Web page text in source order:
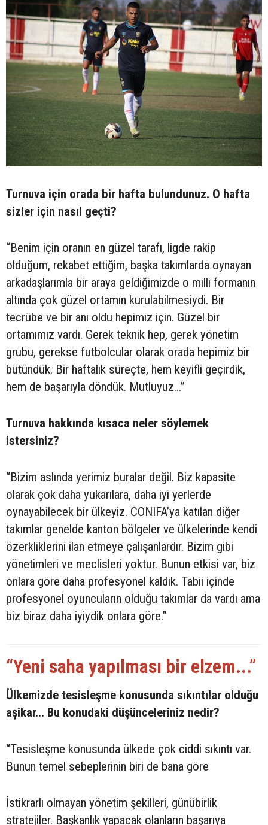
Turnuva için orada bir hafta bulundunuz. O hafta
sizler için nasıl geçti?
“Benim için oranın en güzel tarafı, ligde rakip
olduğum, rekabet ettiğim, başka takımlarda oynayan
arkadaşlarımla bir araya geldiğimizde o milli formanın
altında çok güzel ortamın kurulabilmesiydi. Bir
tecrübe ve bir anı oldu hepimiz için. Güzel bir
ortamımız vardı. Gerek teknik hep, gerek yönetim
grubu, gerekse futbolcular olarak orada hepimiz bir
bütündük. Bir haftalık süreçte, hem keyifli geçirdik,
hem de başarıyla döndük. Mutluyuz...”
Turnuva hakkında kısaca neler söylemek
istersiniz?
“Bizim aslında yerimiz buralar değil. Biz kapasite
olarak çok daha yukarılara, daha iyi yerlerde
oynayabilecek bir ülkeyiz. CONIFA’ya katılan diğer
takımlar genelde kanton bölgeler ve ülkelerinde kendi
özerkliklerini ilan etmeye çalışanlardır. Bizim gibi
yönetimleri ve meclisleri yoktur. Bunun etkisi var, biz
onlara göre daha profesyonel kaldık. Tabii içinde
profesyonel oyuncuların olduğu takımlar da vardı ama
biz biraz daha iyiydik onlara göre.”
“Yeni saha yapılması bir elzem...”
Ülkemizde tesisleşme konusunda sıkıntılar olduğu
aşikar... Bu konudaki düşünceleriniz nedir?
“Tesisleşme konusunda ülkede çok ciddi sıkıntı var.
Bunun temel sebeplerinin biri de bana göre
İstikrarlı olmayan yönetim şekilleri, günübirlik
stratejiler. Başkanlık yapacak olanların başarıya